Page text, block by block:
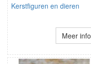
Kerstfiguren en dieren
Meer info